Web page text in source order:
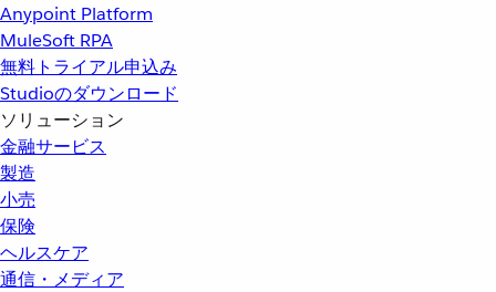
Anypoint Platform
MuleSoft RPA
無料トライアル申込み
Studioのダウンロード
ソリューション
金融サービス
製造
小売
保険
ヘルスケア
通信・メディア